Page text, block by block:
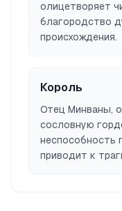
олицетворяет
благородство
происхождения.
Король
Отец Минваны,
сословную
неспособность
приводит к